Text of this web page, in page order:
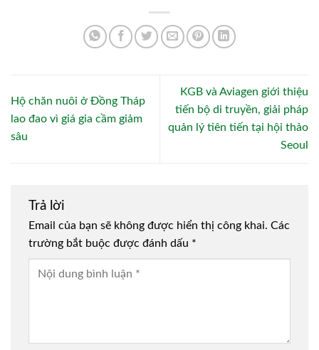
Hộ chăn nuôi ở Đồng Tháp
lao đao vì giá gia cầm giảm
sâu
KGB và Aviagen giới thiệu
tiến bộ di truyền, giải pháp
quản lý tiên tiến tại hội thảo
Seoul
Trả lời
Email của bạn sẽ không được hiển thị công khai. Các
trường bắt buộc được đánh dấu *